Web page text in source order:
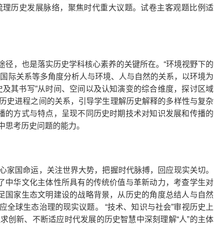
历史发展脉络，聚焦时代重大议题。试卷主客观题比例适
，也是落实历史学科核心素养的关键所在。“环境视野下的
际关系等多角度分析人与环境、人与自然的关系，以环境为
其书写”从时间、空间以及认知演变的综合维度，探讨区域
史进程之间的关系，引导学生理解历史解释的多样性与复杂
的方式与特点，呈现不同历史时期技术对知识发展和传播的
考历史问题的能力。
国命运，关注世界大势，把握时代脉搏，回应现实关切。
中华文化主体性所具有的传统价值与革新动力，考查学生对
国家生态文明建设的战略背景，从历史的角度总结人与自然
球生态治理的现实议题。 “技术、知识与社会”审视历史上
创新、不断适应时代发展的历史智慧中深刻理解“人”的主体